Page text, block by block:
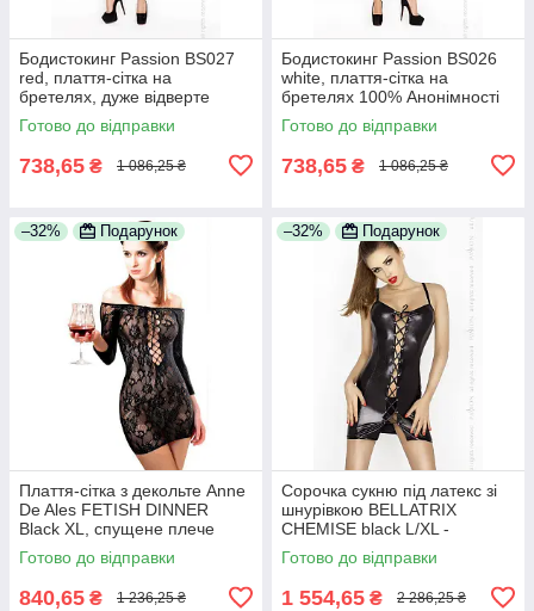
Бодистокинг Passion BS027
red, плаття-сітка на
бретелях, дуже відверте
100% Анонімності
Готово до відправки
738,65 ₴ 1 086,25 ₴
Бодистокинг Passion BS026
white, плаття-сітка на
бретелях 100% Анонімності
Готово до відправки
738,65 ₴ 1 086,25 ₴
–32% Подарунок
Плаття-сітка з декольте Anne
De Ales FETISH DINNER
Black XL, спущене плече
100% Анонімності
Готово до відправки
840,65 ₴ 1 236,25 ₴
–32% Подарунок
Сорочка сукню під латекс зі
шнурівкою BELLATRIX
CHEMISE black L/XL -
Passion, трусики 100%
Анонімності
Готово до відправки
1 554,65 ₴ 2 286,25 ₴